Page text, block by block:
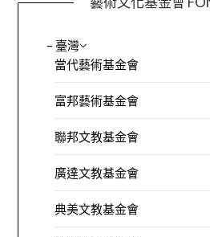
– 臺灣
當代藝術基金會
富邦藝術基金會
聯邦文教基金會
廣達文教基金會
典美文教基金會